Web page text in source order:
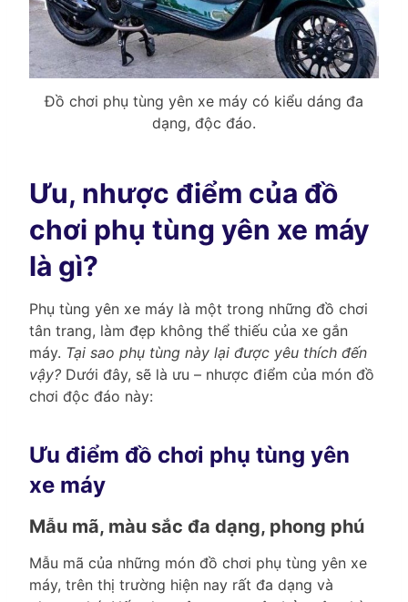
Đồ chơi phụ tùng yên xe máy có kiểu dáng đa
dạng, độc đáo.
Ưu, nhược điểm của đồ
chơi phụ tùng yên xe máy
là gì?
Phụ tùng yên xe máy là một trong những đồ chơi
tân trang, làm đẹp không thể thiếu của xe gắn
máy. Tại sao phụ tùng này lại được yêu thích đến
vậy? Dưới đây, sẽ là ưu – nhược điểm của món đồ
chơi độc đáo này:
Ưu điểm đồ chơi phụ tùng yên
xe máy
Mẫu mã, màu sắc đa dạng, phong phú
Mẫu mã của những món đồ chơi phụ tùng yên xe
máy, trên thị trường hiện nay rất đa dạng và